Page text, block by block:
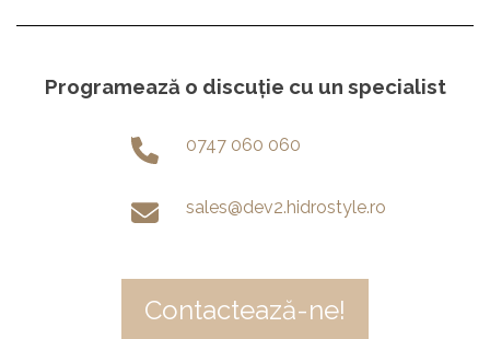
Programează o discuție cu un specialist
0747 060 060
sales@dev2.hidrostyle.ro
Contactează-ne!